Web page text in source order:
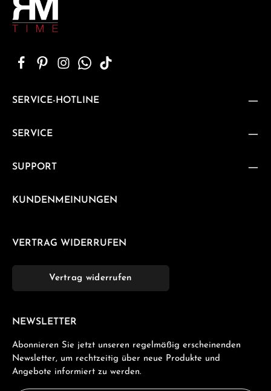
SERVICE-HOTLINE
SERVICE
SUPPORT
KUNDENMEINUNGEN
VERTRAG WIDERRUFEN
Vertrag widerrufen
NEWSLETTER
Abonnieren Sie jetzt unseren regelmäßig erscheinenden
Newsletter, um rechtzeitig über neue Produkte und
Angebote informiert zu werden.